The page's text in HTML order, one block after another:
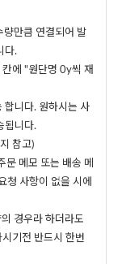
량만큼 연결되어 발
다.
에 "원단명 0y씩 재
합니다. 원하시는 사
됩니다.
참고)
문 메모 또는 배송 메
청 사항이 없을 시에
경우라 하더라도
기전 반드시 한번